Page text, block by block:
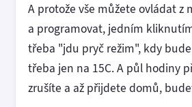
A protože vše můžete ovládat z
a programovat, jedním
třeba "jdu pryč režim", kdy
třeba jen na 15C. A půl hodiny
zrušíte a až přijdete domů,